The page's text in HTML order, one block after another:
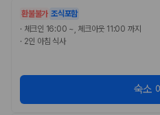
1,829개
제주렌트카 가격비교 자
Q. 제주렌트카 가격비교는 카모아
A. 대여일, 반납일, 인수 지역을 선택
보험 조건, 예약 가능 차량을 한 번에
Q. 제주 렌트카 최저가는 무엇을
환불불가 조식포함
· 체크인 16:00 ~, 체크아웃 11:00 까지
· 2인 아침 식사
숙소